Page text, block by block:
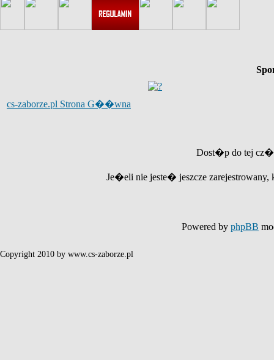
cs-zaborze.pl Strona G��wna
Dost�p do tej
Je�eli nie jeste� jeszcze
Powered by phpBB
Copyright 2010 by www.cs-zaborze.pl